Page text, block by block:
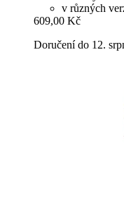
v různých
609,00 Kč
Doručení do 12.